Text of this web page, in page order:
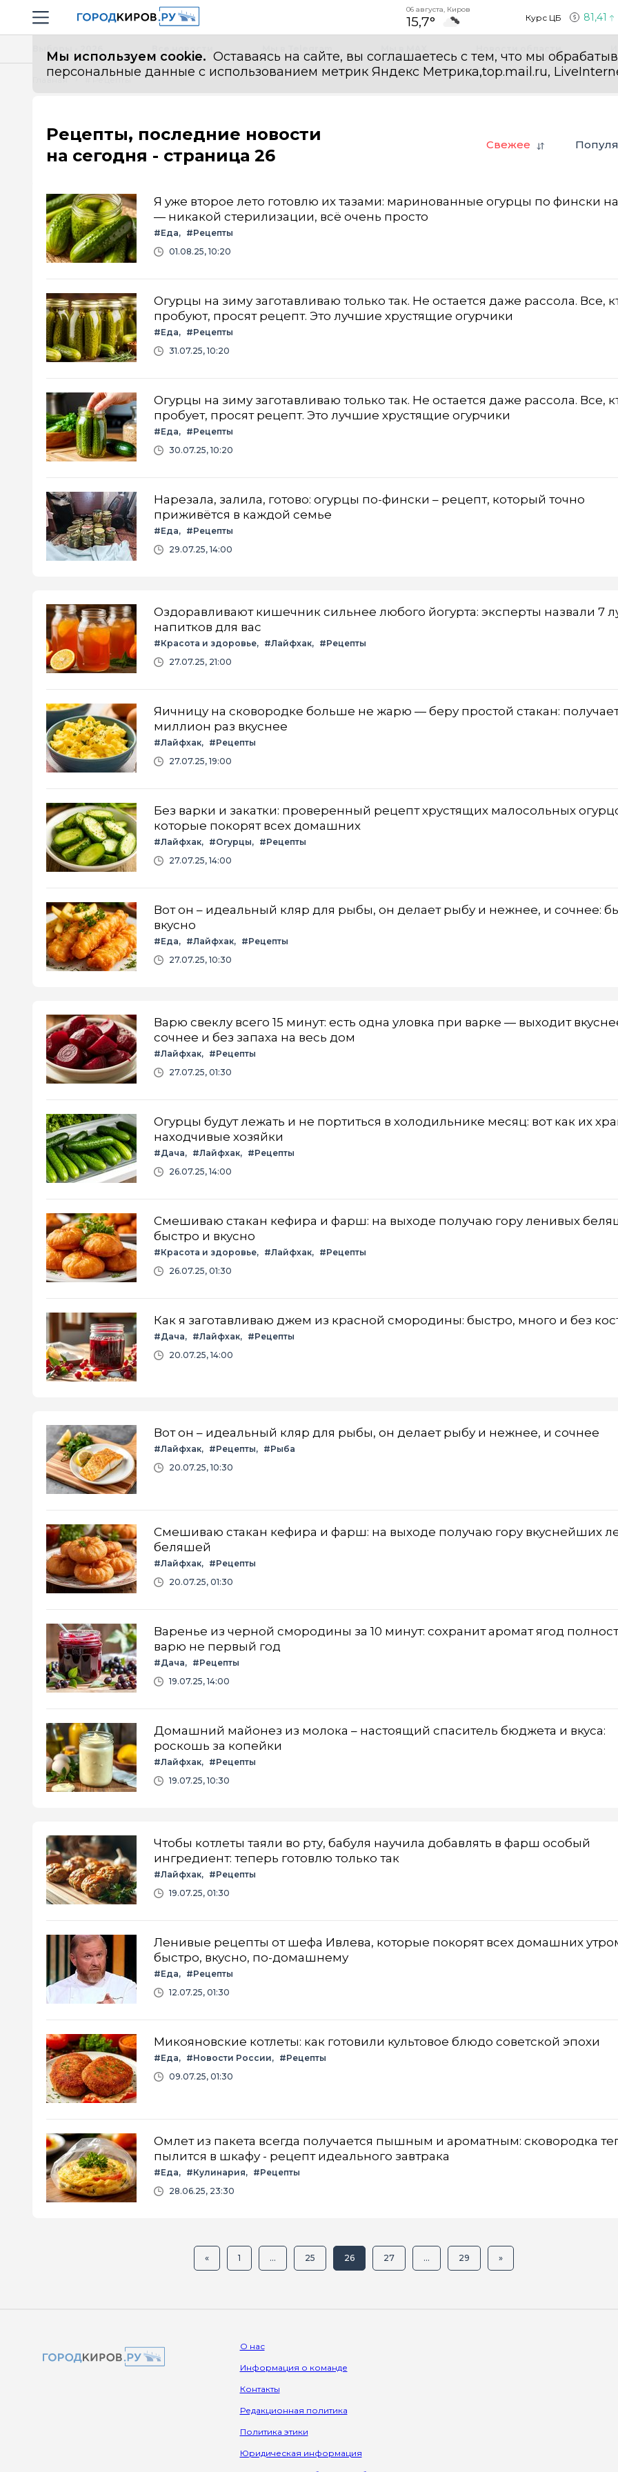
Навигация сайта
06 августа, Киров
15,7° Курс ЦБ 81,41
Мы используем cookie. Оставаясь на сайте, вы соглашаетесь с тем, что мы
персональные данные с использованием метрик Яндекс Метрика,top.mail.ru,
Все новости
Главная
Рецепты, последние новости
на сегодня - страница 26
Свежее
Я уже второе лето готовлю их тазами: маринованные огурцы по фински
— никакой стерилизации, всё очень просто
#Еда
#Рецепты
01.08.25, 10:20
Огурцы на зиму заготавливаю только так. Не остается даже рассола. Все,
пробуют, просят рецепт. Это лучшие хрустящие огурчики
#Еда
#Рецепты
31.07.25, 10:20
Огурцы на зиму заготавливаю только так. Не остается даже рассола. Все,
пробует, просят рецепт. Это лучшие хрустящие огурчики
#Еда
#Рецепты
30.07.25, 10:20
Нарезала, залила, готово: огурцы по-фински – рецепт, который точно
приживётся в каждой семье
#Еда
#Рецепты
29.07.25, 14:00
Оздоравливают кишечник сильнее любого йогурта: эксперты назвали 7
напитков для вас
#Красота и здоровье #Лайфхак
#Рецепты
27.07.25, 21:00
Яичницу на сковородке больше не жарю — беру простой стакан:
миллион раз вкуснее
#Лайфхак
#Рецепты
27.07.25, 19:00
Без варки и закатки: проверенный рецепт хрустящих малосольных
которые покорят всех домашних
#Лайфхак #Огурцы
#Рецепты
27.07.25, 14:00
Вот он – идеальный кляр для рыбы, он делает рыбу и нежнее, и сочнее:
вкусно
#Еда #Лайфхак
#Рецепты
27.07.25, 10:30
Варю свеклу всего 15 минут: есть одна уловка при варке — выходит
сочнее и без запаха на весь дом
#Лайфхак
#Рецепты
27.07.25, 01:30
Огурцы будут лежать и не портиться в холодильнике месяц: вот как их
находчивые хозяйки
#Дача #Лайфхак
#Рецепты
26.07.25, 14:00
Смешиваю стакан кефира и фарш: на выходе получаю гору ленивых
быстро и вкусно
#Красота и здоровье #Лайфхак
#Рецепты
26.07.25, 01:30
Как я заготавливаю джем из красной смородины: быстро, много и без
#Дача #Лайфхак
#Рецепты
20.07.25, 14:00
Вот он – идеальный кляр для рыбы, он делает рыбу и нежнее, и сочнее
#Лайфхак #Рецепты
#Рыба
20.07.25, 10:30
Смешиваю стакан кефира и фарш: на выходе получаю гору вкуснейших
беляшей
#Лайфхак
#Рецепты
20.07.25, 01:30
Варенье из черной смородины за 10 минут: сохранит аромат ягод
варю не первый год
#Дача
#Рецепты
19.07.25, 14:00
Домашний майонез из молока – настоящий спаситель бюджета и вкуса:
роскошь за копейки
#Лайфхак
#Рецепты
19.07.25, 10:30
Чтобы котлеты таяли во рту, бабуля научила добавлять в фарш особый
ингредиент: теперь готовлю только так
#Лайфхак
#Рецепты
19.07.25, 01:30
Ленивые рецепты от шефа Ивлева, которые покорят всех домашних
быстро, вкусно, по-домашнему
#Еда
#Рецепты
12.07.25, 01:30
Микояновские котлеты: как готовили культовое блюдо советской эпохи
#Еда #Новости России
#Рецепты
09.07.25, 01:30
Омлет из пакета всегда получается пышным и ароматным: сковородка
пылится в шкафу - рецепт идеального завтрака
#Еда #Кулинария
#Рецепты
28.06.25, 23:30
« 1 ... 25 26 27 ... 29 »
О нас
Информация о команде
Контакты
Редакционная политика
Политика этики
Юридическая информация